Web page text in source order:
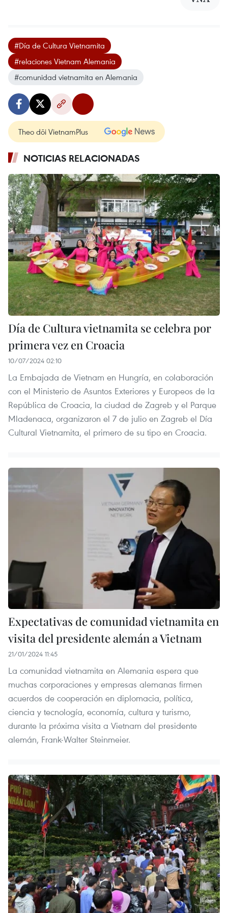
#Día de Cultura Vietnamita
#relaciones Vietnam Alemania
#comunidad vietnamita en Alemania
Theo dõi VietnamPlus
NOTICIAS RELACIONADAS
Día de Cultura vietnamita se celebra por
primera vez en Croacia
10/07/2024 02:10
La Embajada de Vietnam en Hungría, en colaboración
con el Ministerio de Asuntos Exteriores y Europeos de la
República de Croacia, la ciudad de Zagreb y el Parque
Mladenaca, organizaron el 7 de julio en Zagreb el Día
Cultural Vietnamita, el primero de su tipo en Croacia.
Expectativas de comunidad vietnamita en
visita del presidente alemán a Vietnam
21/01/2024 11:45
La comunidad vietnamita en Alemania espera que
muchas corporaciones y empresas alemanas firmen
acuerdos de cooperación en diplomacia, política,
ciencia y tecnología, economía, cultura y turismo,
durante la próxima visita a Vietnam del presidente
alemán, Frank-Walter Steinmeier.